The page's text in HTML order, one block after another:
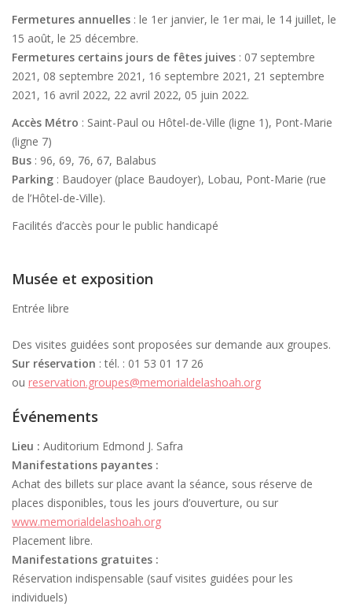
Fermetures annuelles : le 1er janvier, le 1er mai, le 14 juillet, le
15 août, le 25 décembre.
Fermetures certains jours de fêtes juives : 07 septembre
2021, 08 septembre 2021, 16 septembre 2021, 21 septembre
2021, 16 avril 2022, 22 avril 2022, 05 juin 2022.
Accès Métro : Saint-Paul ou Hôtel-de-Ville (ligne 1), Pont-Marie
(ligne 7)
Bus : 96, 69, 76, 67, Balabus
Parking : Baudoyer (place Baudoyer), Lobau, Pont-Marie (rue
de l’Hôtel-de-Ville).
Facilités d’accès pour le public handicapé
Musée et exposition
Entrée libre
Des visites guidées sont proposées sur demande aux groupes.
Sur réservation : tél. : 01 53 01 17 26
ou reservation.groupes@memorialdelashoah.org
Événements
Lieu : Auditorium Edmond J. Safra
Manifestations payantes :
Achat des billets sur place avant la séance, sous réserve de
places disponibles, tous les jours d’ouverture, ou sur
www.memorialdelashoah.org
Placement libre.
Manifestations gratuites :
Réservation indispensable (sauf visites guidées pour les
individuels)